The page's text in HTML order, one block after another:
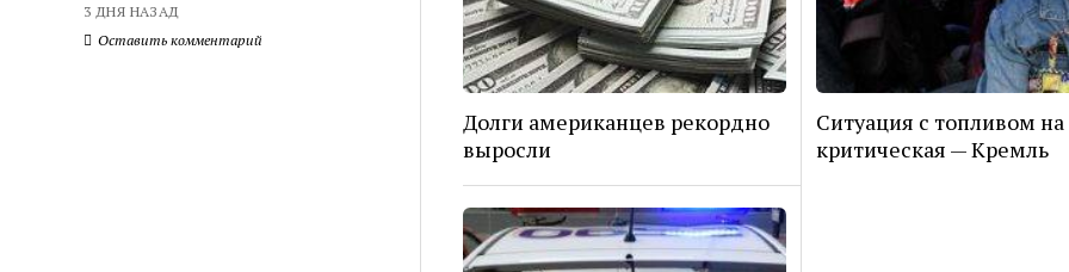
3 ДНЯ НАЗАД
Оставить комментарий
Долги американцев рекордно
выросли
Ситуация с топливом на
критическая — Кремль